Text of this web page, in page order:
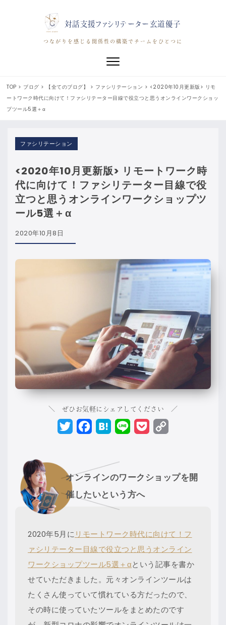
対話支援ファシリテーター玄道優子
つながりを感じる関係性の構築でチームをひとつに
Toggle navigation
TOP > ブログ > 【全てのブログ】 > ファシリテーション > <2020年10月更新版> リモ
ートワーク時代に向けて！ファシリテーター目線で役立つと思うオンラインワークショッ
プツール5選＋α
ファシリテーション
<2020年10月更新版> リモートワーク時
代に向けて！ファシリテーター目線で役
立つと思うオンラインワークショップツ
ール5選＋α
2020年10月8日
＼ ぜひお気軽にシェアしてください ／
TwitterFacebook
HatenaLine Pocket
オンラインのワークショップを開
催したいという方へ
2020年5月にリモートワーク時代に向けて！フ
ァシリテーター目線で役立つと思うオンライン
ワークショップツール5選＋αという記事を書か
せていただきました。元々オンラインツールは
たくさん使っていて慣れている方だったので、
その時に使っていたツールをまとめたのです